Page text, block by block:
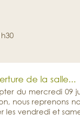
de la salle...
du mercredi 09
nous reprenons
les vendredi et